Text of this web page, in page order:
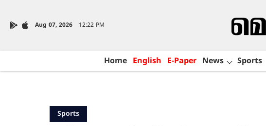
Aug 07, 2026 12:22 PM
Home English E-Paper News Sports
Sports